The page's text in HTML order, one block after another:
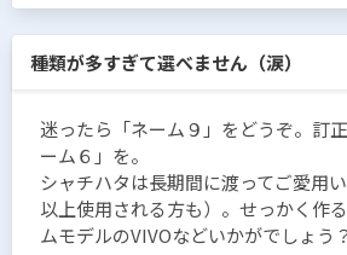
種類が多すぎて選べません（涙）
迷ったら「ネーム９」をどうぞ。訂
ーム６」を。
シャチハタは長期間に渡ってご愛用
以上使用される方も）。せっかく作
ムモデルのVIVOなどいかがでしょう？